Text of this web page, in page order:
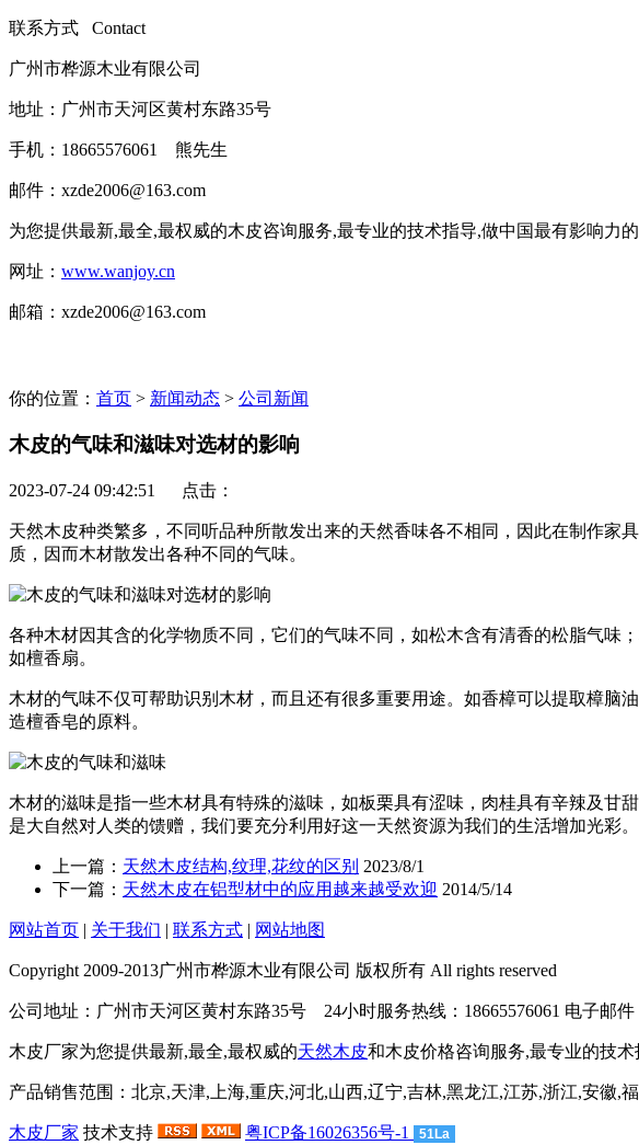
联系方式 Contact
广州市桦源木业有限公司
地址：广州市天河区黄村东路35号
手机：18665576061 熊先生
邮件：xzde2006@163.com
为您提供最新,最全,最权威的木皮咨询服务,最专业的技术指导,做中国最有影响力
网址： www.wanjoy.cn
邮箱：xzde2006@163.com
你的位置： 首页 > 新闻动态 > 公司新闻
木皮的气味和滋味对选材的影响
2023-07-24 09:42:51 点击：
天然木皮种类繁多，不同听品种所散发出来的天然香味各不相同，因此在制作家
质，因而木材散发出各种不同的气味。
各种木材因其含的化学物质不同，它们的气味不同，如松木含有清香的松脂气味
如檀香扇。
木材的气味不仅可帮助识别木材，而且还有很多重要用途。如香樟可以提取樟脑
造檀香皂的原料。
木材的滋味是指一些木材具有特殊的滋味，如板栗具有涩味，肉桂具有辛辣及
是大自然对人类的馈赠，我们要充分利用好这一天然资源为我们的生活增加光彩。
上一篇： 天然木皮结构,纹理,花纹的区别 2023/8/1
下一篇： 天然木皮在铝型材中的应用越来越受欢迎 2014/5/14
网站首页 | 关于我们 | 联系方式 | 网站地图
Copyright 2009-2013广州市桦源木业有限公司 版权所有 All rights reserved
公司地址：广州市天河区黄村东路35号 24小时服务热线：18665576061 电子邮件
木皮厂家为您提供最新,最全,最权威的天然木皮和木皮价格咨询服务,最专业的技
产品销售范围：北京,天津,上海,重庆,河北,山西,辽宁,吉林,黑龙江,江苏,浙江,安徽,
木皮厂家 技术支持 粤ICP备16026356号-1 51La